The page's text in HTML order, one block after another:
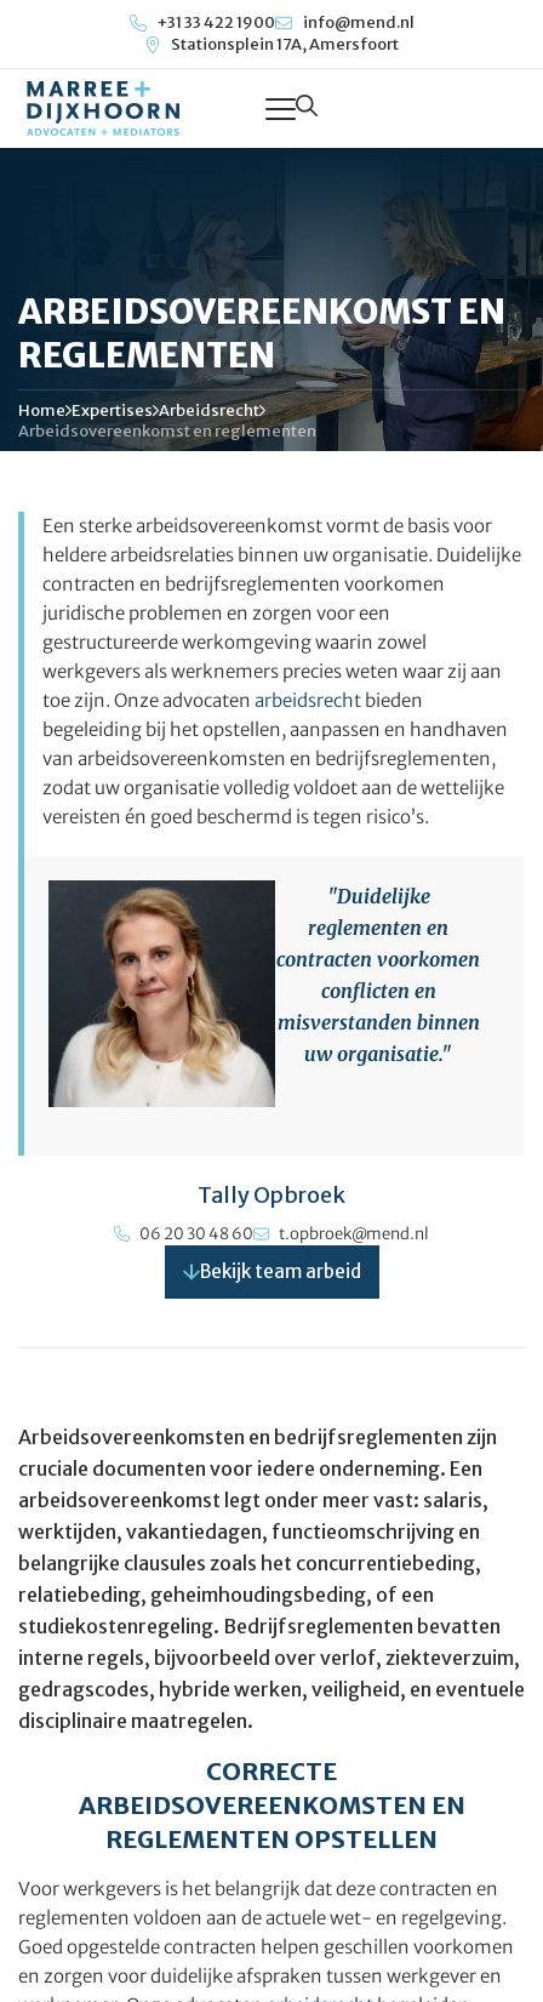
+31 33 422 1900
info@mend.nl
Stationsplein 17A, Amersfoort
ARBEIDSOVEREENKOMST EN
REGLEMENTEN
Home Expertises Arbeidsrecht
Arbeidsovereenkomst en reglementen
Een sterke arbeidsovereenkomst vormt de basis voor
heldere arbeidsrelaties binnen uw organisatie. Duidelijke
contracten en bedrijfsreglementen voorkomen
juridische problemen en zorgen voor een
gestructureerde werkomgeving waarin zowel
werkgevers als werknemers precies weten waar zij aan
toe zijn. Onze advocaten arbeidsrecht bieden
begeleiding bij het opstellen, aanpassen en handhaven
van arbeidsovereenkomsten en bedrijfsreglementen,
zodat uw organisatie volledig voldoet aan de wettelijke
vereisten én goed beschermd is tegen risico’s.
"Duidelijke
reglementen en
contracten voorkomen
conflicten en
misverstanden binnen
uw organisatie."
Tally Opbroek
06 20 30 48 60 t.opbroek@mend.nl
Bekijk team arbeid
Arbeidsovereenkomsten en bedrijfsreglementen zijn
cruciale documenten voor iedere onderneming. Een
arbeidsovereenkomst legt onder meer vast: salaris,
werktijden, vakantiedagen, functieomschrijving en
belangrijke clausules zoals het concurrentiebeding,
relatiebeding, geheimhoudingsbeding, of een
studiekostenregeling. Bedrijfsreglementen bevatten
interne regels, bijvoorbeeld over verlof, ziekteverzuim,
gedragscodes, hybride werken, veiligheid, en eventuele
disciplinaire maatregelen.
CORRECTE
ARBEIDSOVEREENKOMSTEN EN
REGLEMENTEN OPSTELLEN
Voor werkgevers is het belangrijk dat deze contracten en
reglementen voldoen aan de actuele wet- en regelgeving.
Goed opgestelde contracten helpen geschillen voorkomen
en zorgen voor duidelijke afspraken tussen werkgever en